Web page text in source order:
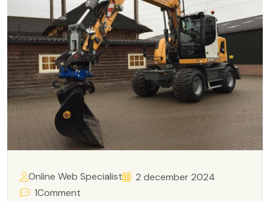
Online Web Specialist
2 december 2024
1Comment